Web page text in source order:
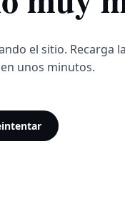
el sitio. Recarga
unos minutos.